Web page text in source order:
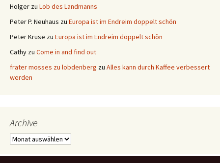
Holger zu Lob des Landmanns
Peter P. Neuhaus zu Europa ist im Endreim doppelt schön
Peter Kruse zu Europa ist im Endreim doppelt schön
Cathy zu Come in and find out
frater mosses zu lobdenberg zu Alles kann durch Kaffee verbessert
werden
Archive
Archive